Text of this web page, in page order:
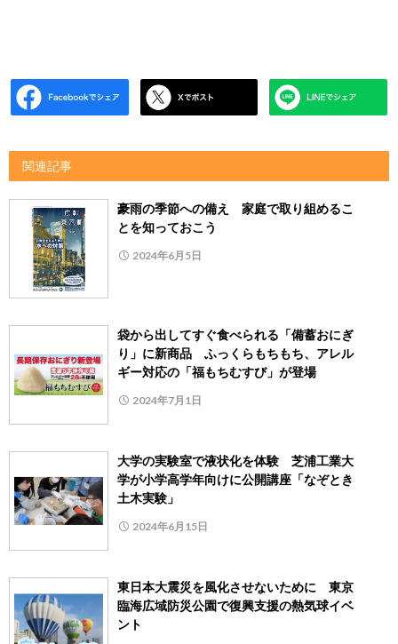
関連記事
豪雨の季節への備え 家庭で取り組めるこ
とを知っておこう
2024年6月5日
袋から出してすぐ食べられる「備蓄おにぎ
り」に新商品 ふっくらもちもち、アレル
ギー対応の「福もちむすび」が登場
2024年7月1日
大学の実験室で液状化を体験 芝浦工業大
学が小学高学年向けに公開講座「なぞとき
土木実験」
2024年6月15日
東日本大震災を風化させないために 東京
臨海広域防災公園で復興支援の熱気球イベ
ント